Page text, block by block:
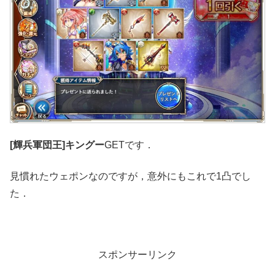
[輝兵軍団王]キングーGETです．
見慣れたウェポンなのですが，意外にもこれで1凸でし
た．
スポンサーリンク